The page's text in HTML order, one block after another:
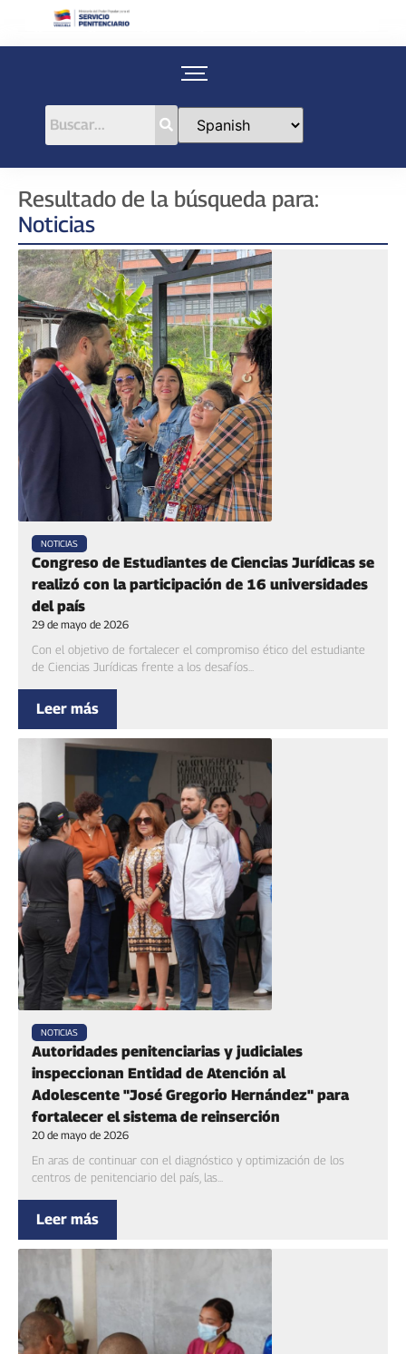
Resultado de la búsqueda para:
Noticias
NOTICIAS
Congreso de Estudiantes de Ciencias Jurídicas se
realizó con la participación de 16 universidades
del país
29 de mayo de 2026
Con el objetivo de fortalecer el compromiso ético del estudiante
de Ciencias Jurídicas frente a los desafíos...
Leer más
NOTICIAS
‎Autoridades penitenciarias y judiciales
inspeccionan Entidad de Atención al
Adolescente "José Gregorio Hernández" para
fortalecer el sistema de reinserción
20 de mayo de 2026
En aras de continuar con el diagnóstico y optimización de los
centros de penitenciario del país, las...
Leer más